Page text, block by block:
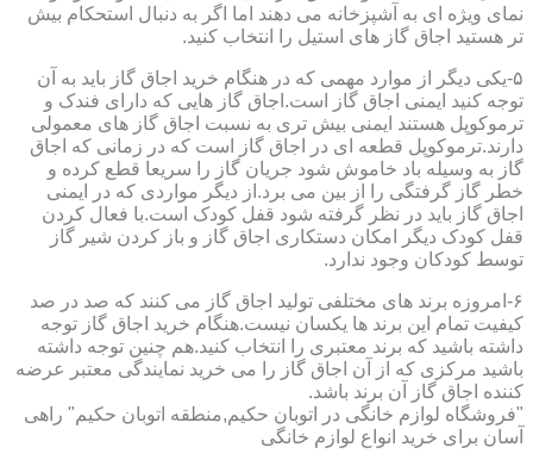
نمای ویژه ای به آشپزخانه می دهند اما اگر به دنبال استحکام بیش
تر هستید اجاق گاز های استیل را انتخاب کنید.
۵-یکی دیگر از موارد مهمی که در هنگام خرید اجاق گاز باید به آن
توجه کنید ایمنی اجاق گاز است.اجاق گاز هایی که دارای فندک و
ترموکوپل هستند ایمنی بیش تری به نسبت اجاق گاز های معمولی
دارند.ترموکوپل قطعه ای در اجاق گاز است که در زمانی که اجاق
گاز به وسیله باد خاموش شود جریان گاز را سریعا قطع کرده و
خطر گاز گرفتگی را از بین می برد.از دیگر مواردی که در ایمنی
اجاق گاز باید در نظر گرفته شود قفل کودک است.با فعال کردن
قفل کودک دیگر امکان دستکاری اجاق گاز و باز کردن شیر گاز
توسط کودکان وجود ندارد.
۶-امروزه برند های مختلفی تولید اجاق گاز می کنند که صد در صد
کیفیت تمام این برند ها یکسان نیست.هنگام خرید اجاق گاز توجه
داشته باشید که برند معتبری را انتخاب کنید.هم چنین توجه داشته
باشید مرکزی که از آن اجاق گاز را می خرید نمایندگی معتبر عرضه
کننده اجاق گاز آن برند باشد.
"فروشگاه لوازم خانگی در اتوبان حکیم,منطقه اتوبان حکیم" راهی
آسان برای خرید انواع لوازم خانگی